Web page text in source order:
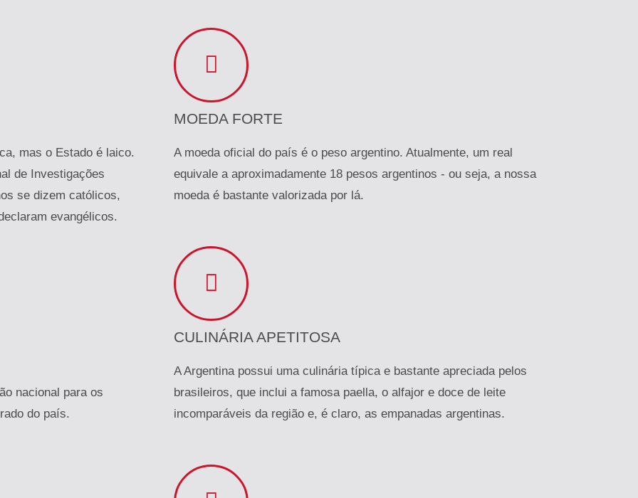
mas o Estado é laico.
de Investigações
se dizem católicos,
evangélicos.
nacional para os
do país.
MOEDA FORTE
A moeda oficial do país é o peso argentino. Atualmente, um real
equivale a aproximadamente 18 pesos argentinos - ou seja, a nossa
moeda é bastante valorizada por lá.
CULINÁRIA APETITOSA
A Argentina possui uma culinária típica e bastante apreciada pelos
brasileiros, que inclui a famosa paella, o alfajor e doce de leite
incomparáveis da região e, é claro, as empanadas argentinas.